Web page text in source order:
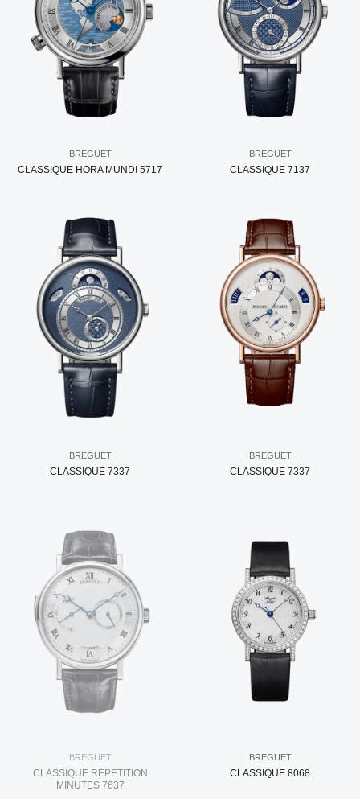
BREGUET
CLASSIQUE HORA MUNDI 5717
BREGUET
CLASSIQUE 7137
BREGUET
CLASSIQUE 7337
BREGUET
CLASSIQUE 7337
BREGUET
CLASSIQUE RÉPÉTITION
MINUTES 7637
BREGUET
CLASSIQUE 8068